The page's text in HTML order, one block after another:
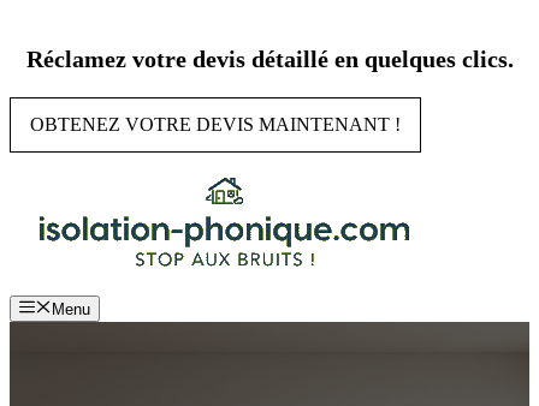
contenu
Réclamez votre devis détaillé en quelques clics.
OBTENEZ VOTRE DEVIS MAINTENANT !
Menu